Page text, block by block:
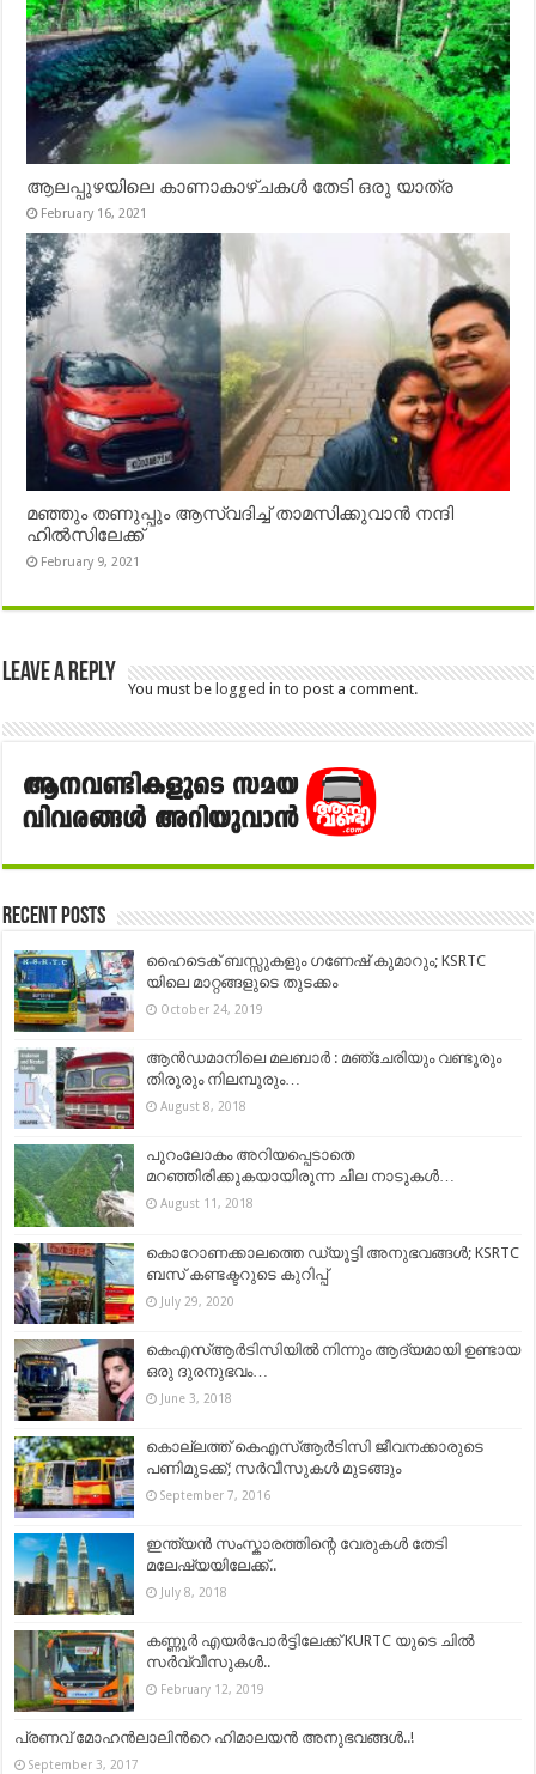
ആലപ്പുഴയിലെ കാണാകാഴ്ചകൾ തേടി ഒരു യാത്ര
February 16, 2021
മഞ്ഞും തണുപ്പും ആസ്വദിച്ച് താമസിക്കുവാൻ നന്ദി
ഹിൽസിലേക്ക്
February 9, 2021
Leave a Reply
You must belogged in to post a comment.
Recent Posts
ഹൈടെക് ബസ്സുകളും ഗണേഷ് കുമാറും; KSRTC
യിലെ മാറ്റങ്ങളുടെ തുടക്കം
October 24, 2019
ആൻഡമാനിലെ മലബാർ : മഞ്ചേരിയും വണ്ടൂരും
തിരൂരും നിലമ്പൂരും…
August 8, 2018
പുറംലോകം അറിയപ്പെടാതെ
മറഞ്ഞിരിക്കുകയായിരുന്ന ചില നാടുകള്‍…
August 11, 2018
കൊറോണക്കാലത്തെ ഡ്യൂട്ടി അനുഭവങ്ങൾ; KSRTC
ബസ് കണ്ടക്ടറുടെ കുറിപ്പ്
July 29, 2020
കെഎസ്ആർടിസിയിൽ നിന്നും ആദ്യമായി ഉണ്ടായ
ഒരു ദുരനുഭവം…
June 3, 2018
കൊല്ലത്ത് കെഎസ്‌ആര്‍ടിസി ജീവനക്കാരുടെ
പണിമുടക്ക്; സര്‍വീസുകള്‍ മുടങ്ങും
September 7, 2016
ഇന്ത്യൻ സംസ്കാരത്തിന്റെ വേരുകൾ തേടി
മലേഷ്യയിലേക്ക്..
July 8, 2018
കണ്ണൂർ എയർപോർട്ടിലേക്ക് KURTC യുടെ ചിൽ
സർവ്വീസുകൾ..
February 12, 2019
പ്രണവ് മോഹന്‍ലാലിന്‍റെ ഹിമാലയന്‍ അനുഭവങ്ങള്‍..!
September 3, 2017